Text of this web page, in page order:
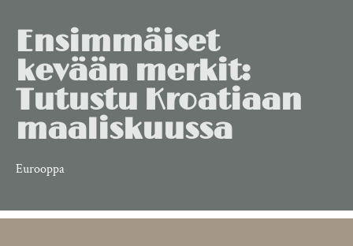
Eurooppa
Ensimmäiset
kevään merkit:
Tutustu Kroatiaan
maaliskuussa